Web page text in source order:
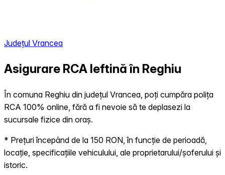
Județul Vrancea
Asigurare RCA Ieftină în Reghiu
În comuna Reghiu din județul Vrancea, poți cumpăra polița
RCA 100% online, fără a fi nevoie să te deplasezi la
sucursale fizice din oraș.
* Prețuri începând de la 150 RON, în funcție de perioadă,
locație, specificațiile vehiculului, ale proprietarului/șoferului și
istoric.